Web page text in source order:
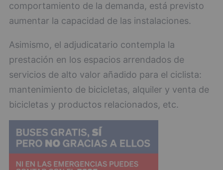
comportamiento de la demanda, está previsto
aumentar la capacidad de las instalaciones.
Asimismo, el adjudicatario contempla la
prestación en los espacios arrendados de
servicios de alto valor añadido para el ciclista:
mantenimiento de bicicletas, alquiler y venta de
bicicletas y productos relacionados, etc.